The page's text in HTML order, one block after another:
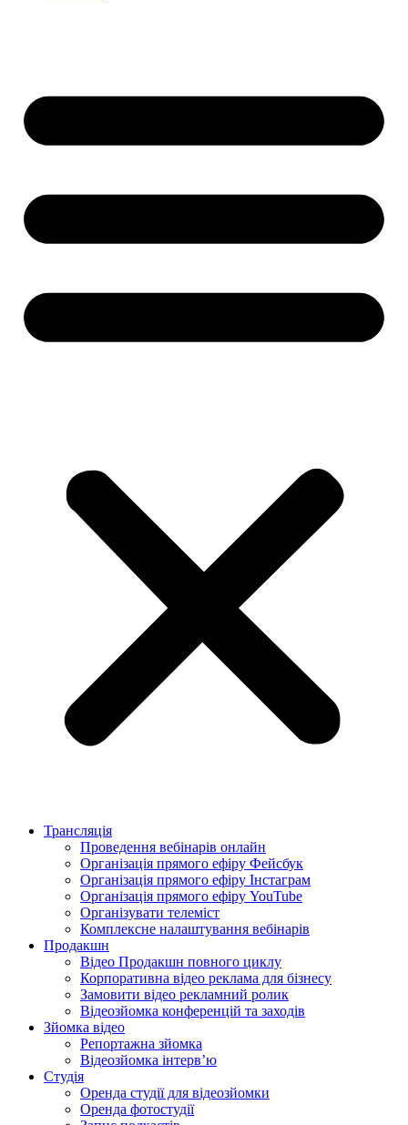
Трансляція
Проведення вебінарів онлайн
Організація прямого ефіру Фейсбук
Організація прямого ефіру Інстаграм
Організація прямого ефіру YouTube
Організувати телеміст
Комплексне налаштування вебінарів
Продакшн
Відео Продакшн повного циклу
Корпоративна відео реклама для бізнесу
Замовити відео рекламний ролик
Відеозйомка конференцій та заходів
Зйомка відео
Репортажна зйомка
Відеозйомка інтерв’ю
Студія
Оренда студії для відеозйомки
Оренда фотостудії